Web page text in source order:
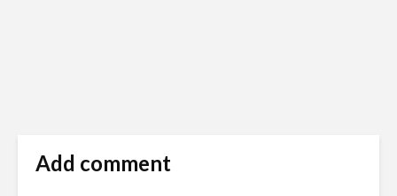
Add comment